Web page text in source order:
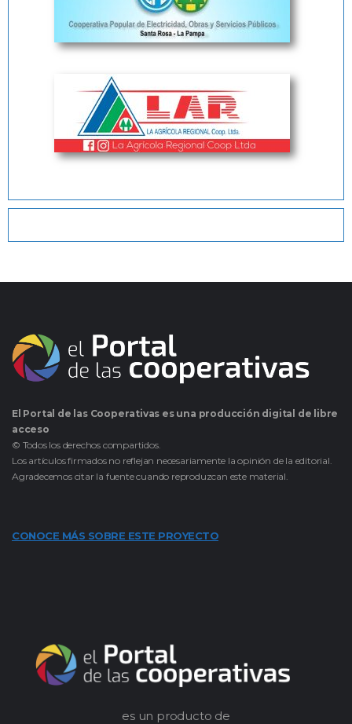
El Portal de las Cooperativas es una producción digital de libre
acceso
© Todos los derechos compartidos.
Los artículos firmados no reflejan necesariamente la opinión de la editorial.
Agradecemos citar la fuente cuando reproduzcan este material.
CONOCE MÁS SOBRE ESTE PROYECTO
es un producto de